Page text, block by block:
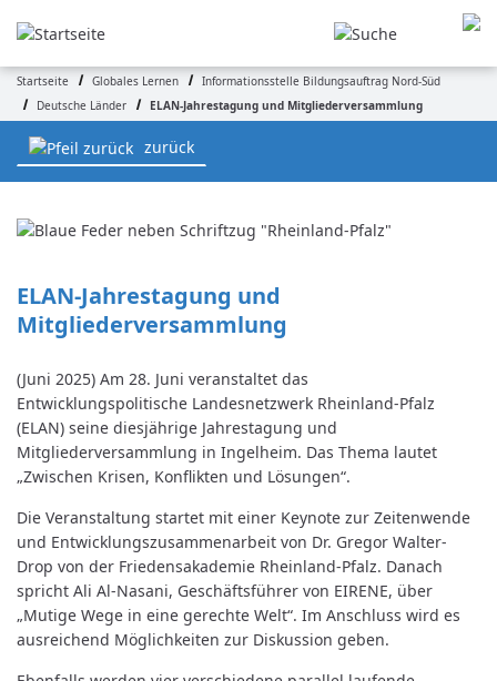
zum
Pfadnavigation
Startseite Globales Lernen
Informationsstelle Bildungsauftrag Nord-Süd
Deutsche Länder
ELAN-Jahrestagung und Mitgliederversammlung
zurück
ELAN-Jahrestagung und
Mitgliederversammlung
(Juni 2025) Am 28. Juni veranstaltet das
Entwicklungspolitische Landesnetzwerk Rheinland-Pfalz
(ELAN) seine diesjährige Jahrestagung und
Mitgliederversammlung in Ingelheim. Das Thema lautet
„Zwischen Krisen, Konflikten und Lösungen“.
Die Veranstaltung startet mit einer Keynote zur Zeitenwende
und Entwicklungszusammenarbeit von Dr. Gregor Walter-
Drop von der Friedensakademie Rheinland-Pfalz. Danach
spricht Ali Al-Nasani, Geschäftsführer von EIRENE, über
„Mutige Wege in eine gerechte Welt“. Im Anschluss wird es
ausreichend Möglichkeiten zur Diskussion geben.